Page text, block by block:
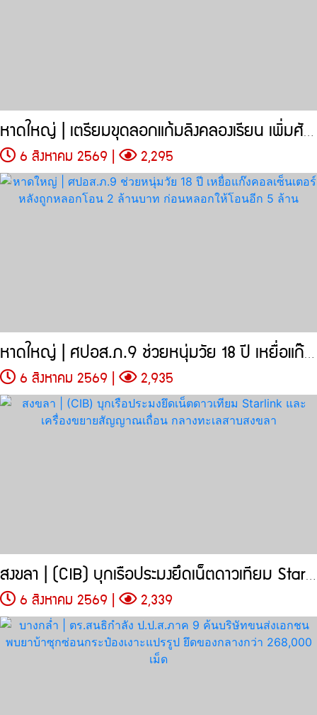
หาดใหญ่ | เตรียมขุดลอกแก้มลิงคลองเรียน เพิ่มศักยภาพกักเก็บน้ำ
6 สิงหาคม 2569 | 2,295
หาดใหญ่ | ศปอส.ภ.9 ช่วยหนุ่มวัย 18 ปี เหยื่อแก๊งคอลเซ็นเตอร์
6 สิงหาคม 2569 | 2,935
สงขลา | (CIB) บุกเรือประมงยึดเน็ตดาวเทียม Starlink
6 สิงหาคม 2569 | 2,339